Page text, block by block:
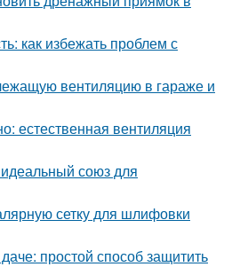
как избежать проблем с
вентиляцию в гараже и
естественная вентиляция
союз для
сетку для шлифовки
простой способ защитить